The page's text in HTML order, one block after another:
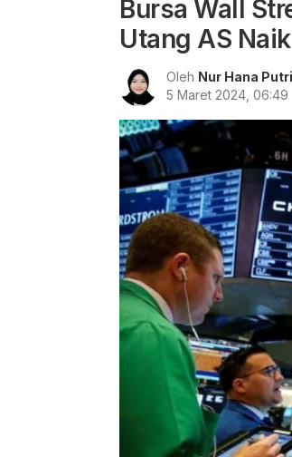
Bursa Wall
Utang AS Naik
Oleh Nur Hana
5 Maret 2024, 06:49